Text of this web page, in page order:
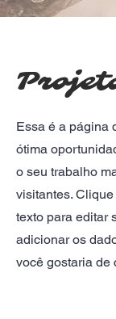
Essa é a página
ótima
o seu trabalho
visitantes.
texto para editar
adicionar os
você gostaria de